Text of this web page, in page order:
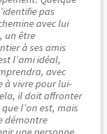
pas
avec lui
un être
à ses amis
l’ami idéal,
avec
à vivre pour lui-
il doit affronter
l’on est, mais
démontre